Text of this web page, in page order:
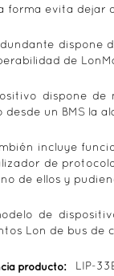
forma evita dejar
dispone
de
dispone
desde un BMS la
incluye
de
de ellos y
de
Lon de bus de
producto:
LIP-